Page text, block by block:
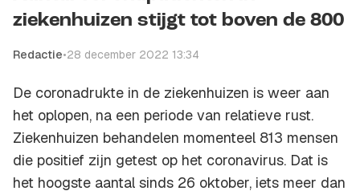
Kopieer link
ziekenhuizen stijgt tot boven de 800
Redactie•28 december 2022 13:34
De coronadrukte in de ziekenhuizen is weer aan
het oplopen, na een periode van relatieve rust.
Ziekenhuizen behandelen momenteel 813 mensen
die positief zijn getest op het coronavirus. Dat is
het hoogste aantal sinds 26 oktober, iets meer dan